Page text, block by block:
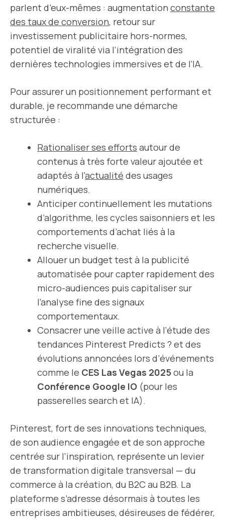
parlent d’eux-mêmes : augmentation constante
des taux de conversion, retour sur
investissement publicitaire hors-normes,
potentiel de viralité via l’intégration des
dernières technologies immersives et de l’IA.
Pour assurer un positionnement performant et
durable, je recommande une démarche
structurée :
Rationaliser ses efforts autour de
contenus à très forte valeur ajoutée et
adaptés à l’actualité des usages
numériques.
Anticiper continuellement les mutations
d’algorithme, les cycles saisonniers et les
comportements d’achat liés à la
recherche visuelle.
Allouer un budget test à la publicité
automatisée pour capter rapidement des
micro-audiences puis capitaliser sur
l’analyse fine des signaux
comportementaux.
Consacrer une veille active à l’étude des
tendances Pinterest Predicts ? et des
évolutions annoncées lors d’événements
comme le CES Las Vegas 2025ou la
Conférence Google IO (pour les
passerelles search et IA).
Pinterest, fort de ses innovations techniques,
de son audience engagée et de son approche
centrée sur l’inspiration, représente un levier
de transformation digitale transversal — du
commerce à la création, du B2C au B2B. La
plateforme s’adresse désormais à toutes les
entreprises ambitieuses, désireuses de fédérer,